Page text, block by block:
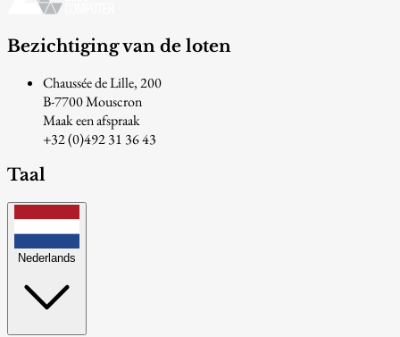
Bezichtiging van de loten
Chaussée de Lille, 200
B-7700 Mouscron
Maak een afspraak
+32 (0)492 31 36 43
Taal
Nederlands